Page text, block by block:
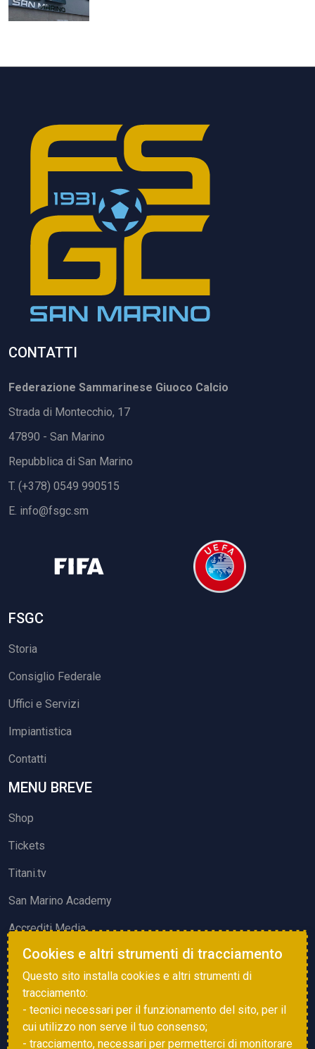
CONTATTI
Federazione Sammarinese Giuoco Calcio
Strada di Montecchio, 17
47890 - San Marino
Repubblica di San Marino
T. (+378) 0549 990515
E. info@fsgc.sm
FSGC
Storia
Consiglio Federale
Uffici e Servizi
Impiantistica
Contatti
MENU BREVE
Shop
Tickets
Titani.tv
San Marino Academy
Accrediti Media
ATTIVITÀ ED EVENTI
Squadre di Calcio
Associazione Sammarinese Arbitri
Vota gol e parata
Cookies e altri strumenti di tracciamento
Questo sito installa cookies e altri strumenti di
tracciamento:
- tecnici necessari per il funzionamento del sito, per il
cui utilizzo non serve il tuo consenso;
- tracciamento, necessari per permetterci di monitorare